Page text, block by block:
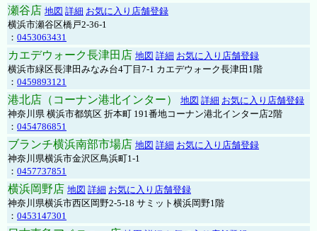
瀬谷店 地図 詳細 お気に入り店舗登録
横浜市瀬谷区橋戸2-36-1
： 0453063431
カエデウォーク長津田店 地図 詳細 お気に入り店舗登録
横浜市緑区長津田みなみ台4丁目7-1 カエデウォーク長津田1階
： 0459893121
港北店（コーナン港北インター） 地図 詳細 お気に入り店舗登録
神奈川県 横浜市都筑区 折本町 191番地コーナン港北インター店2階
： 0454786851
ブランチ横浜南部市場店 地図 詳細 お気に入り店舗登録
神奈川県横浜市金沢区鳥浜町1-1
： 0457737851
横浜岡野店 地図 詳細 お気に入り店舗登録
神奈川県横浜市西区岡野2-5-18 サミット横浜岡野1階
： 0453147301